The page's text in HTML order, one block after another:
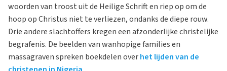
woorden van troost uit de Heilige Schrift en riep op om de
hoop op Christus niet te verliezen, ondanks de diepe rouw.
Drie andere slachtoffers kregen een afzonderlijke christelijke
begrafenis. De beelden van wanhopige families en
massagraven spreken boekdelen overhet lijden van de